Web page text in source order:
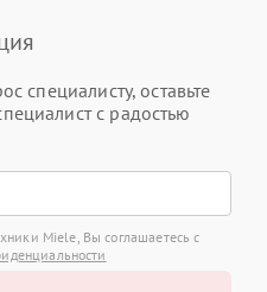
специалисту, оставьте
с радостью
Miele, Вы соглашаетесь с